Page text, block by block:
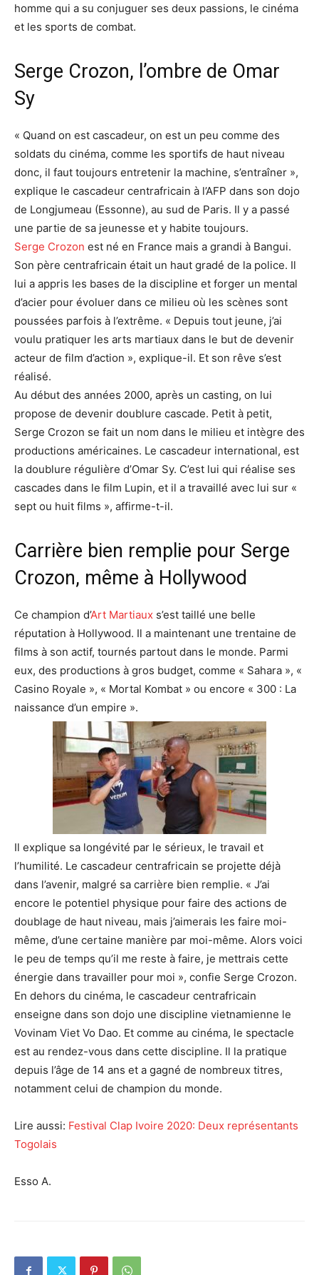
homme qui a su conjuguer ses deux passions, le cinéma
et les sports de combat.
Serge Crozon, l’ombre de Omar
Sy
« Quand on est cascadeur, on est un peu comme des
soldats du cinéma, comme les sportifs de haut niveau
donc, il faut toujours entretenir la machine, s’entraîner »,
explique le cascadeur centrafricain à l’AFP dans son dojo
de Longjumeau (Essonne), au sud de Paris. Il y a passé
une partie de sa jeunesse et y habite toujours.
Serge Crozon est né en France mais a grandi à Bangui.
Son père centrafricain était un haut gradé de la police. Il
lui a appris les bases de la discipline et forger un mental
d’acier pour évoluer dans ce milieu où les scènes sont
poussées parfois à l’extrême. « Depuis tout jeune, j’ai
voulu pratiquer les arts martiaux dans le but de devenir
acteur de film d’action », explique-il. Et son rêve s’est
réalisé.
Au début des années 2000, après un casting, on lui
propose de devenir doublure cascade. Petit à petit,
Serge Crozon se fait un nom dans le milieu et intègre des
productions américaines. Le cascadeur international, est
la doublure régulière d’Omar Sy. C’est lui qui réalise ses
cascades dans le film Lupin, et il a travaillé avec lui sur «
sept ou huit films », affirme-t-il.
Carrière bien remplie pour Serge
Crozon, même à Hollywood
Ce champion d’Art Martiaux s’est taillé une belle
réputation à Hollywood. Il a maintenant une trentaine de
films à son actif, tournés partout dans le monde. Parmi
eux, des productions à gros budget, comme « Sahara », «
Casino Royale », « Mortal Kombat » ou encore « 300 : La
naissance d’un empire ».
Il explique sa longévité par le sérieux, le travail et
l’humilité. Le cascadeur centrafricain se projette déjà
dans l’avenir, malgré sa carrière bien remplie. « J’ai
encore le potentiel physique pour faire des actions de
doublage de haut niveau, mais j’aimerais les faire moi-
même, d’une certaine manière par moi-même. Alors voici
le peu de temps qu’il me reste à faire, je mettrais cette
énergie dans travailler pour moi », confie Serge Crozon.
En dehors du cinéma, le cascadeur centrafricain
enseigne dans son dojo une discipline vietnamienne le
Vovinam Viet Vo Dao. Et comme au cinéma, le spectacle
est au rendez-vous dans cette discipline. Il la pratique
depuis l’âge de 14 ans et a gagné de nombreux titres,
notamment celui de champion du monde.
Lire aussi: Festival Clap Ivoire 2020: Deux représentants
Togolais
Esso A.